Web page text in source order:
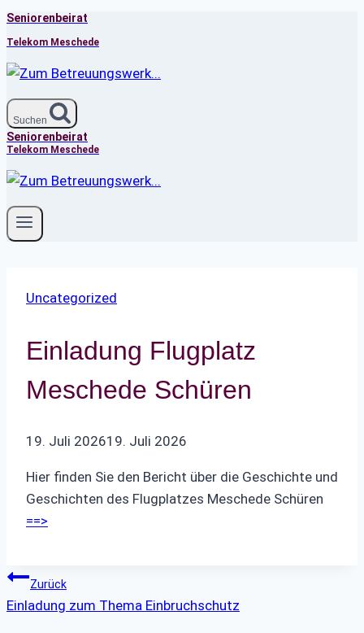
Zum
Inhalt
springen
Seniorenbeirat
Telekom Meschede
Suchen
Seniorenbeirat
Telekom Meschede
Uncategorized
Einladung Flugplatz
Meschede Schüren
19. Juli 202619. Juli 2026
Hier finden Sie den Bericht über die Geschichte und
Geschichten des Flugplatzes Meschede Schüren
==>
Beitragsnavigation
Zurück
Einladung zum Thema Einbruchschutz